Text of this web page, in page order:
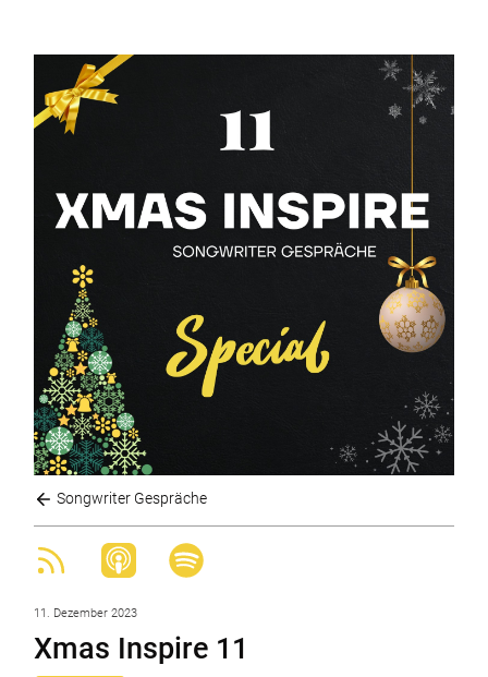
Songwriter Gespräche
11. Dezember 2023
Xmas Inspire 11